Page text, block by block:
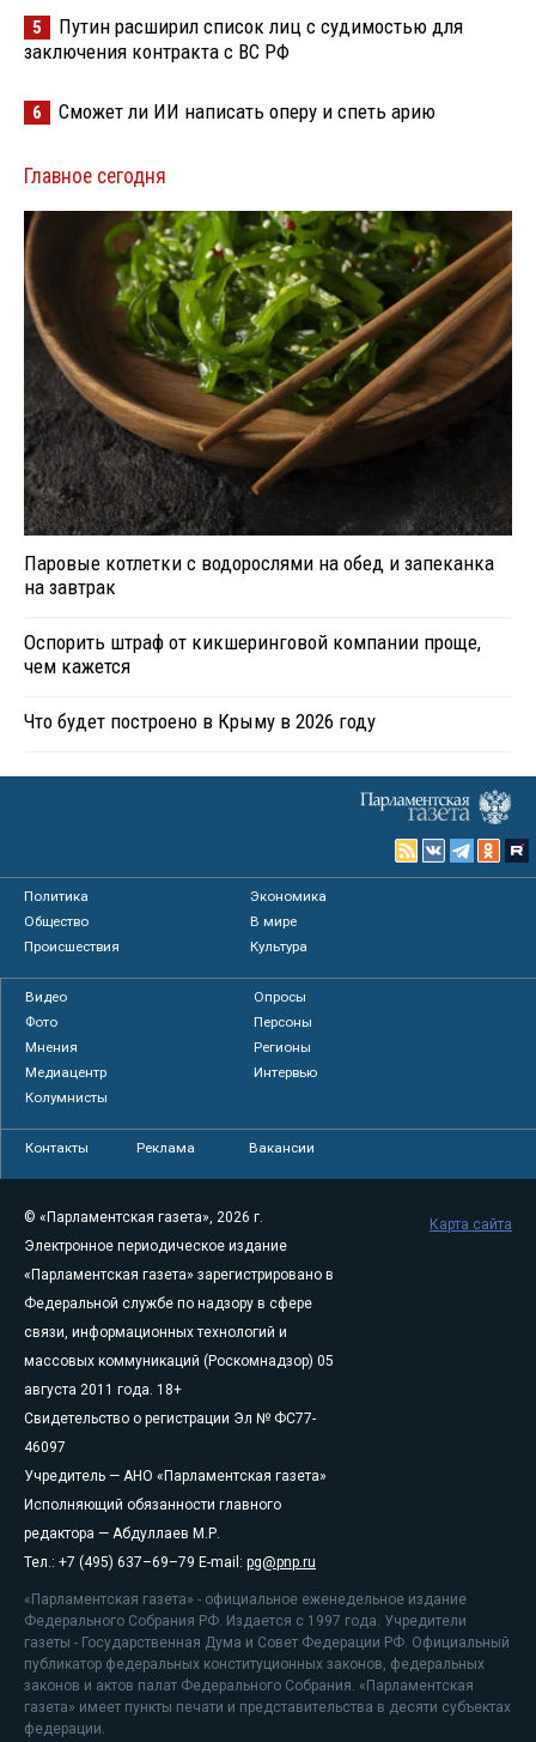
5
Путин расширил список лиц с судимостью для
заключения контракта с ВС РФ
6 Сможет ли ИИ написать оперу и спеть арию
Главное сегодня
Паровые котлетки с водорослями на обед и запеканка
на завтрак
Оспорить штраф от кикшеринговой компании проще,
чем кажется
Что будет построено в Крыму в 2026 году
Политика
Экономика
Общество
В мире
Происшествия
Культура
Видео
Опросы
Фото
Персоны
Мнения
Регионы
Медиацентр
Интервью
Колумнисты
Контакты Реклама Вакансии
© «Парламентская газета», 2026 г.
Электронное периодическое издание
«Парламентская газета» зарегистрировано в
Федеральной службе по надзору в сфере
связи, информационных технологий и
массовых коммуникаций (Роскомнадзор) 05
августа 2011 года. 18+
Свидетельство о регистрации Эл № ФС77-
46097
Учредитель — АНО «Парламентская газета»
Исполняющий обязанности главного
редактора — Абдуллаев М.Р.
Тел.: +7 (495) 637–69–79 E-mail: pg@pnp.ru
«Парламентская газета» - официальное еженедельное издание
Федерального Собрания РФ. Издается с 1997 года. Учредители
газеты - Государственная Дума и Совет Федерации РФ. Официальный
публикатор федеральных конституционных законов, федеральных
законов и актов палат Федерального Собрания. «Парламентская
газета» имеет пункты печати и представительства в десяти субъектах
федерации.
Карта сайта